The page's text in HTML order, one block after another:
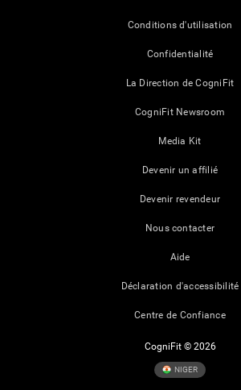
Conditions d'utilisation
Confidentialité
La Direction de CogniFit
CogniFit Newsroom
Media Kit
Devenir un affilié
Devenir revendeur
Nous contacter
Aide
Déclaration d'accessibilité
Centre de Confiance
CogniFit © 2026
NIGER